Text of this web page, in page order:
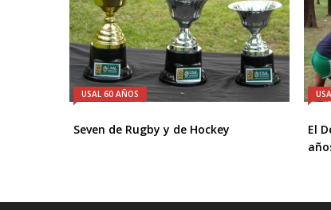
USAL 60 AÑOS
Seven de Rugby y de Hockey
El